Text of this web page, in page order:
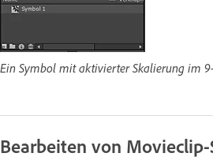
Ein Symbol mit aktivierter Skalierung im
Bearbeiten von